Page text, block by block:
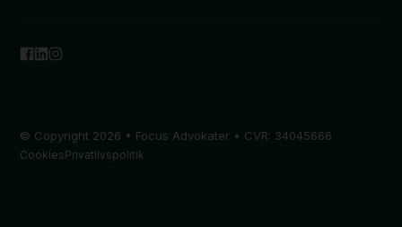
© Copyright 2026 • Focus Advokater • CVR: 34045666
CookiesPrivatlivspolitik